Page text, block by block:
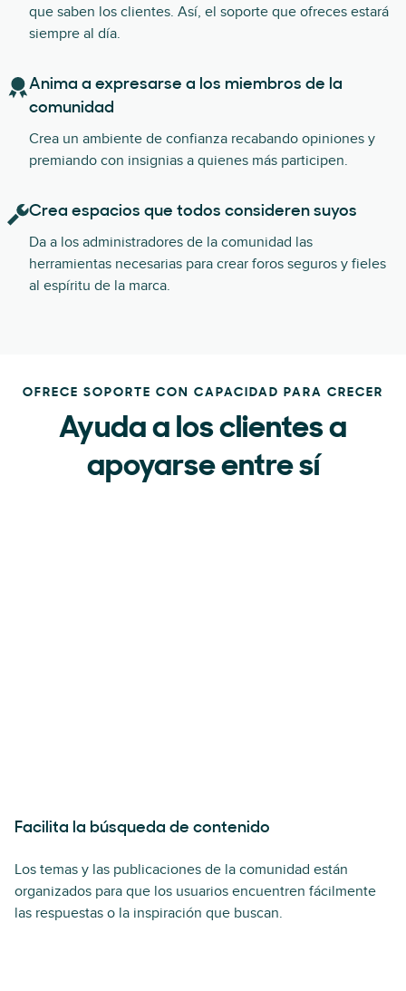
que saben los clientes. Así, el soporte que ofreces estará
siempre al día.
Anima a expresarse a los miembros de la
comunidad
Crea un ambiente de confianza recabando opiniones y
premiando con insignias a quienes más participen.
Crea espacios que todos consideren suyos
Da a los administradores de la comunidad las
herramientas necesarias para crear foros seguros y fieles
al espíritu de la marca.
OFRECE SOPORTE CON CAPACIDAD PARA CRECER
Ayuda a los clientes a
apoyarse entre sí
Facilita la búsqueda de contenido
Los temas y las publicaciones de la comunidad están
organizados para que los usuarios encuentren fácilmente
las respuestas o la inspiración que buscan.